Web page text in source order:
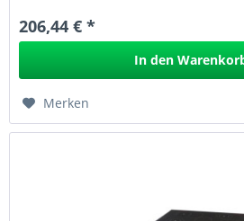
206,44 € *
In den
Merken